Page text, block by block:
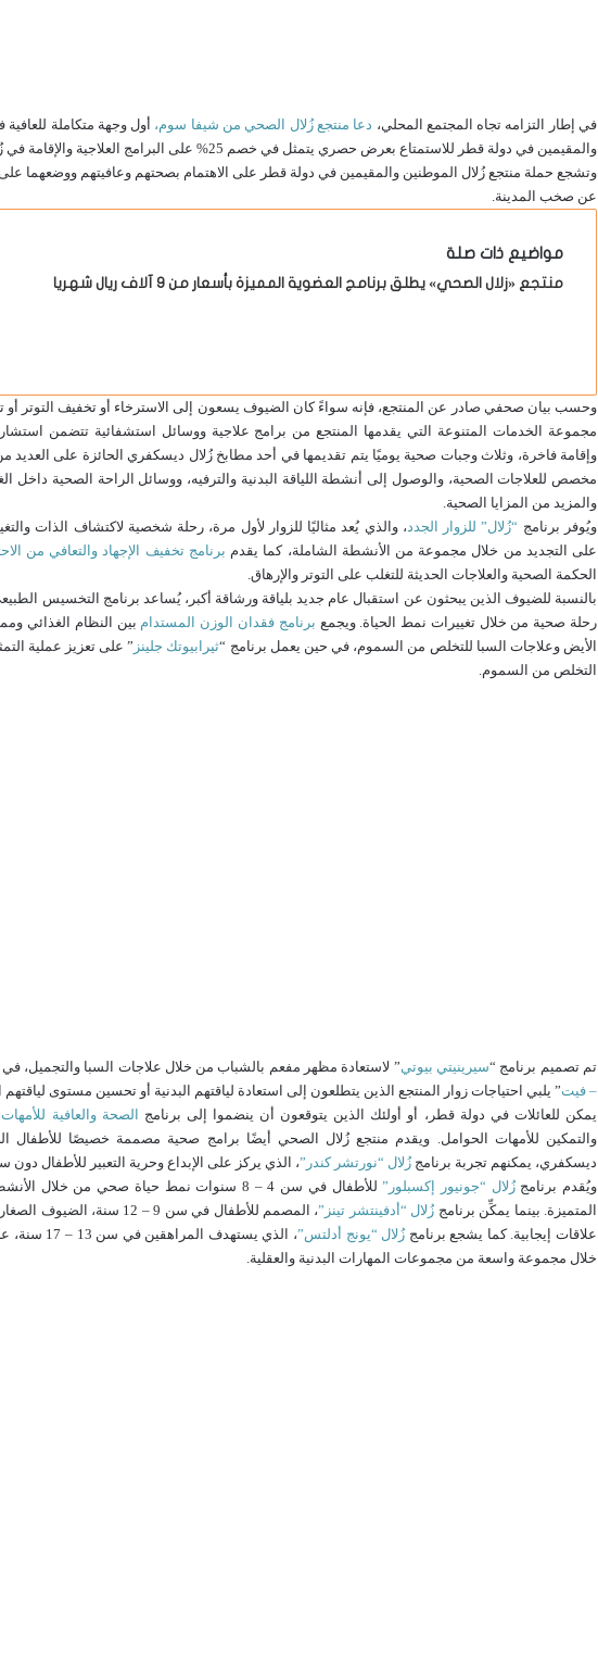
في إطار التزامه تجاه المجتمع المحلي، دعا منتجع زُلال الصحي من شيفا سوم، أول وجهة متكاملة
والمقيمين في دولة قطر للاستمتاع بعرض حصري يتمثل في خصم 25% على البرامج العلاجية والإقامة في زُلال ديسكفري.
وتشجع حملة منتجع زُلال الموطنين والمقيمين في دولة قطر على الاهتمام بصحتهم وعافيتهم ووضعهما
عن صخب المدينة.
مواضيع ذات صلة
منتجع «زلال الصحي» يطلق برنامج العضوية المميزة بأسعار من 9 آلاف ريال شهريا
وحسب بيان صحفي صادر عن المنتجع، فإنه سواءً كان الضيوف يسعون إلى الاسترخاء أو تخفيف التوتر
مجموعة الخدمات المتنوعة التي يقدمها المنتجع من برامج علاجية ووسائل استشفائية تتضمن
وإقامة فاخرة، وثلاث وجبات صحية يوميًا يتم تقديمها في أحد مطابخ زُلال ديسكفري الحائزة على العديد من
مخصص للعلاجات الصحية، والوصول إلى أنشطة اللياقة البدنية والترفيه، ووسائل الراحة الصحية داخل
والمزيد من المزايا الصحية.
ويُوفر برنامج “زُلال” للزوار الجدد ، والذي يُعد مثاليًا للزوار لأول مرة، رحلة شخصية لاكتشاف الذات
على التجديد من خلال مجموعة من الأنشطة الشاملة، كما يقدم برنامج تخفيف الإجهاد والتعافي من
الحكمة الصحية والعلاجات الحديثة للتغلب على التوتر والإرهاق.
بالنسبة للضيوف الذين يبحثون عن استقبال عام جديد بلياقة ورشاقة أكبر، يُساعد برنامج التخسيس
رحلة صحية من خلال تغييرات نمط الحياة. ويجمع برنامج فقدان الوزن المستدام بين النظام الغذائي
الأيض وعلاجات السبا للتخلص من السموم، في حين يعمل برنامج “ثيرابيوتك جلينز ” على تعزيز عملية
التخلص من السموم.
تم تصميم برنامج “سيرينيتي بيوتي” لاستعادة مظهر مفعم بالشباب من خلال علاجات السبا والتجميل،
– فيت” يلبي احتياجات زوار المنتجع الذين يتطلعون إلى استعادة لياقتهم البدنية أو تحسين مستوى لياقتهم
يمكن للعائلات في دولة قطر، أو أولئك الذين يتوقعون أن ينضموا إلى برنامج
الصحة والعافية
والتمكين للأمهات الحوامل. ويقدم منتجع زُلال الصحي أيضًا برامج صحية مصممة خصيصًا للأطفال
ديسكفري، يمكنهم تجربة برنامج زُلال “نورتشر كندر”، الذي يركز على الإبداع وحرية التعبير للأطفال دون
ويُقدم برنامج زُلال “جونيور إكسبلور”
للأطفال في سن 4 – 8 سنوات نمط حياة صحي من خلال
المتميزة. بينما يمكِّن برنامج زُلال “أدفينتشر تينز”
، المصمم للأطفال في سن 9 – 12
علاقات إيجابية. كما يشجع برنامج زُلال “يونج أدلتس”
، الذي
خلال مجموعة واسعة من مجموعات المهارات البدنية والعقلية.